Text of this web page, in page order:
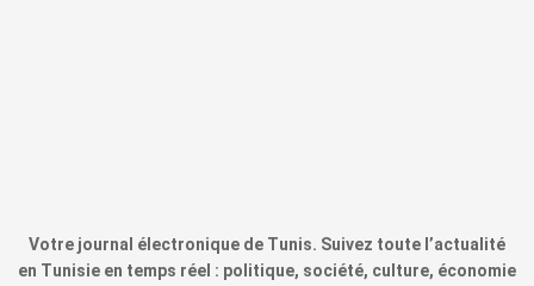
Votre journal électronique de Tunis. Suivez toute l’actualité
en Tunisie en temps réel : politique, société, culture, économie